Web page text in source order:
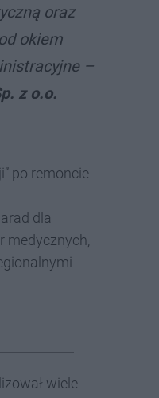
oraz
okiem
–
z o.o.
po remoncie
dla
medycznych,
wiele